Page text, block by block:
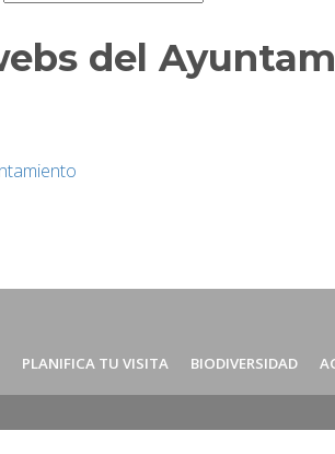
del
PLANIFICA TU VISITA BIODIVERSIDAD